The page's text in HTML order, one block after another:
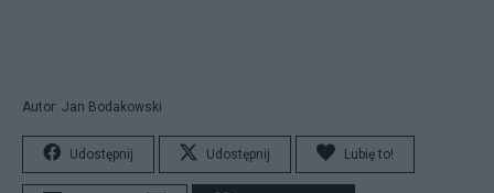
Autor: Jan Bodakowski
Udostępnij Udostępnij Lubię to!